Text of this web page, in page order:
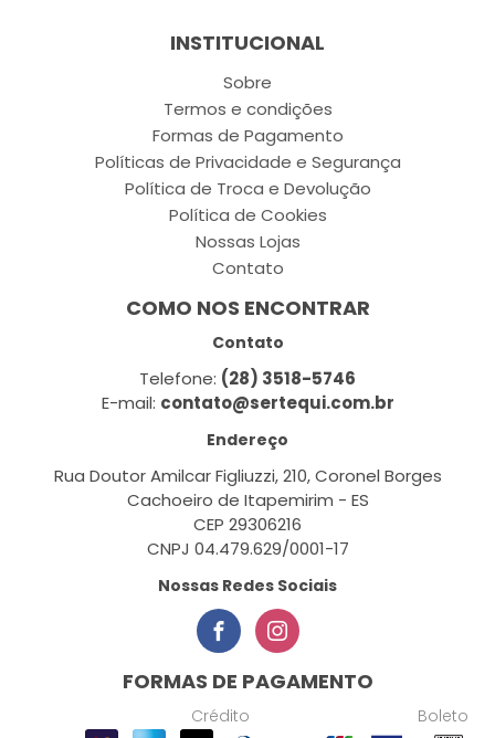
INSTITUCIONAL
Sobre
Termos e condições
Formas de Pagamento
Políticas de Privacidade e Segurança
Política de Troca e Devolução
Política de Cookies
Nossas Lojas
Contato
COMO NOS ENCONTRAR
Contato
Telefone: (28) 3518-5746
E-mail: contato@sertequi.com.br
Endereço
Rua Doutor Amilcar Figliuzzi, 210, Coronel Borges
Cachoeiro de Itapemirim - ES
CEP 29306216
CNPJ 04.479.629/0001-17
Nossas Redes Sociais
FORMAS DE PAGAMENTO
Crédito Boleto